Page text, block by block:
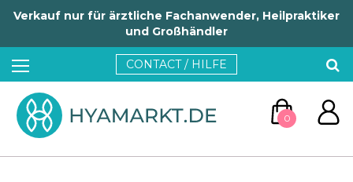
Verkauf nur für ärztliche Fachanwender, Heilpraktiker
und Großhändler
CONTACT / HILFE
0